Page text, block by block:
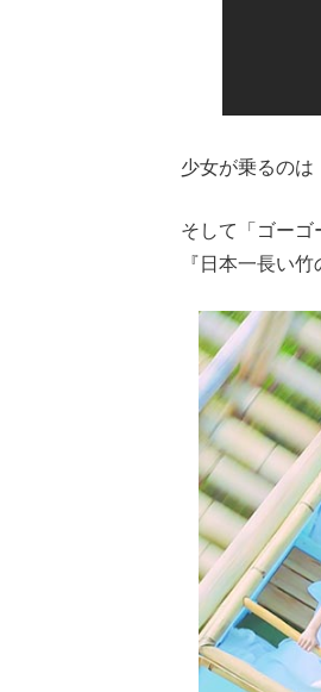
少女が乗るのは
そして「ゴーゴ
『日本一長い竹